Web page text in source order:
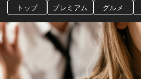
トップ プレミアム グルメ